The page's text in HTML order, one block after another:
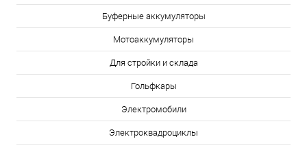
Буферные аккумуляторы
Мотоаккумуляторы
Для стройки и склада
Гольфкары
Электромобили
Электроквадроциклы